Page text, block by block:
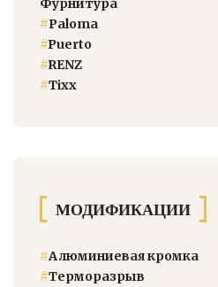
Фурнитура
#Paloma
#Puerto
#RENZ
#Тixx
МОДИФИКАЦИИ
#Алюминиевая кромка
#Терморазрыв